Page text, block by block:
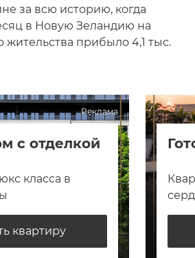
за всю историю, когда
в Новую Зеландию на
жительства прибыло 4,1 тыс.
Реклама
с отделкой
класса в
квартиру